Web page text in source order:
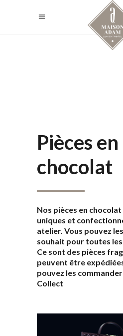
Pièces en
chocolat
Nos pièces en
uniques et
atelier. Vous pouvez
souhait pour toutes
Ce sont des pièces
peuvent être
pouvez les
Collect